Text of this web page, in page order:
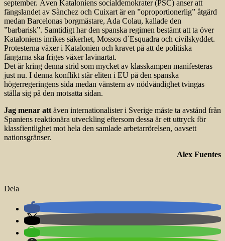
september. Även Kataloniens socialdemokrater (PSC) anser att
fängslandet av Sànchez och Cuixart är en ”oproportionerlig” åtgärd
medan Barcelonas borgmästare, Ada Colau, kallade den
”barbarisk”. Samtidigt har den spanska regimen bestämt att ta över
Kataloniens inrikes säkerhet, Mossos d´Esquadra och civilskyddet.
Protesterna växer i Katalonien och kravet på att de politiska
fångarna ska friges växer lavinartat.
Det är kring denna strid som mycket av klasskampen manifesteras
just nu. I denna konflikt står eliten i EU på den spanska
högerregeringens sida medan vänstern av nödvändighet tvingas
ställa sig på den motsatta sidan.
Jag menar att även internationalister i Sverige måste ta avstånd från
Spaniens reaktionära utveckling eftersom dessa är ett uttryck för
klassfientlighet mot hela den samlade arbetarrörelsen, oavsett
nationsgränser.
Alex Fuentes
Dela